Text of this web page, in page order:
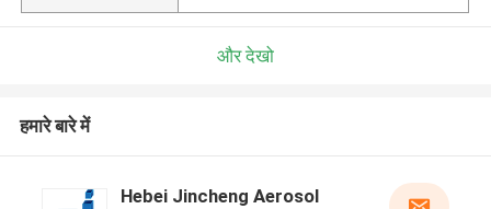
और देखो
हमारे बारे में
Hebei Jincheng Aerosol